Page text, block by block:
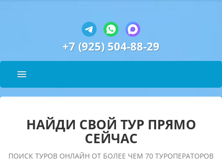
+7 (925) 504-88-29
НАЙДИ СВОЙ ТУР ПРЯМО
СЕЙЧАС
ПОИСК ТУРОВ ОНЛАЙН ОТ БОЛЕЕ ЧЕМ 70 ТУРОПЕРАТОРОВ